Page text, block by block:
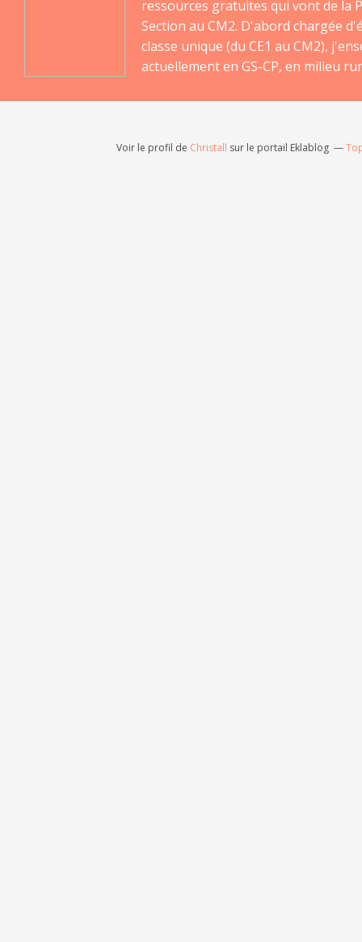
ressources gratuites qui vont de la
Section au CM2. D'abord chargée
classe unique (du CE1 au CM2),
actuellement en GS-CP, en milieu
Voir le profil de Christall sur le portail Eklablog